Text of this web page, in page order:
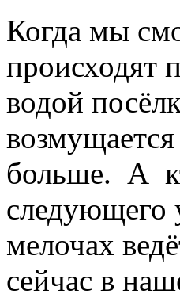
Когда мы
происходят
водой
больше. А
следующего
мелочах
сейчас в